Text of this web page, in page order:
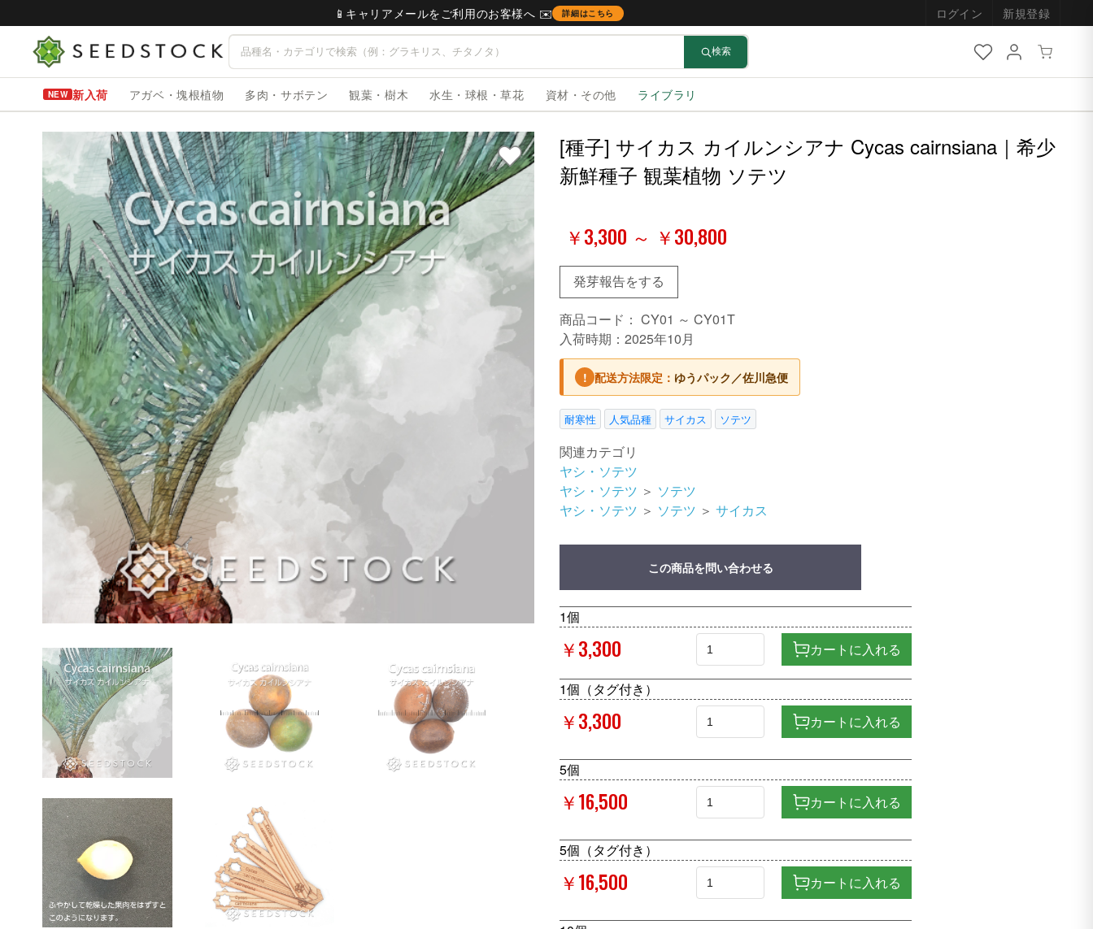
📱キャリアメールをご利用のお客様へ ✉️ 詳細はこちら ログイン 新規登録
検索
新入荷 アガベ・塊根植物 多肉・サボテン 観葉・樹木 水生・球根・草花 資材・その他 ライブラリ
[種子] サイカス カイルンシアナ Cycas cairnsiana｜希少
新鮮種子 観葉植物 ソテツ
￥3,300 ～ ￥30,800
発芽報告をする
商品コード： CY01 ～ CY01T
入荷時期：2025年10月
! 配送方法限定： ゆうパック／佐川急便
耐寒性 人気品種 サイカス ソテツ
関連カテゴリ
ヤシ・ソテツ
ヤシ・ソテツ ＞ ソテツ
ヤシ・ソテツ ＞ ソテツ ＞ サイカス
この商品を問い合わせる
1個
￥3,300 カートに入れる
1個（タグ付き）
￥3,300 カートに入れる
5個
￥16,500 カートに入れる
5個（タグ付き）
￥16,500 カートに入れる